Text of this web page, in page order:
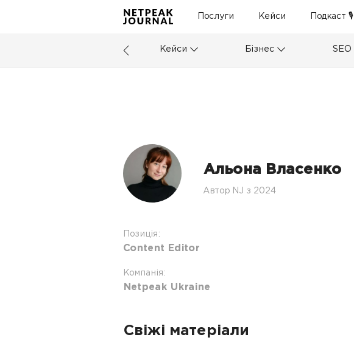
Послуги Кейси Подкаст 🎙
Кейси Бізнес SEO
Альона Власенко
Автор NJ з 2024
Позиція:
Content Editor
Компанія:
Netpeak Ukraine
Свіжі матеріали